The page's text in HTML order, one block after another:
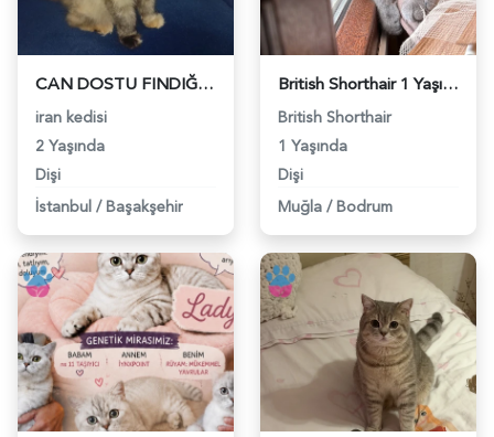
CAN DOSTU FINDIĞA YUVA ARIYORUZ - 118984660
iran kedisi
2 Yaşında
Dişi
İstanbul / Başakşehir
British Shorthair 1 Yaşında Eş Arıyor - 118984662
British Shorthair
1 Yaşında
Dişi
Muğla / Bodrum